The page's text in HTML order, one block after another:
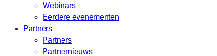
Webinars
Eerdere evenementen
Partners
Partners
Partnernieuws